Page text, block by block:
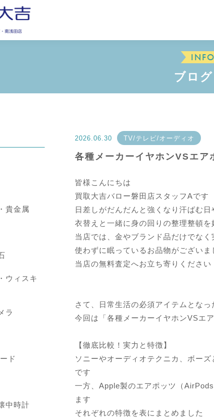
ブロ
2026.06.30 TV/テレビ/オーディオ
各種メーカーイヤホンVSエア
皆様こんにちは
買取大吉バロー磐田店スタッフAです
日差しがだんだんと強くなり汗ばむ
衣替えと一緒に身の回りの整理整頓
当店では、金やブランド品だけでな
使わずに眠っているお品物がござい
当店の無料査定へお立ち寄りください
さて、日常生活の必須アイテムとな
今回は「各種メーカーイヤホンVSエ
【徹底比較！実力と特徴】
ソニーやオーディオテクニカ、ボー
です
一方、Apple製のエアポッツ（
ます
それぞれの特徴を表にまとめました
貴金属
ウィスキ
ラ
ド
中時計